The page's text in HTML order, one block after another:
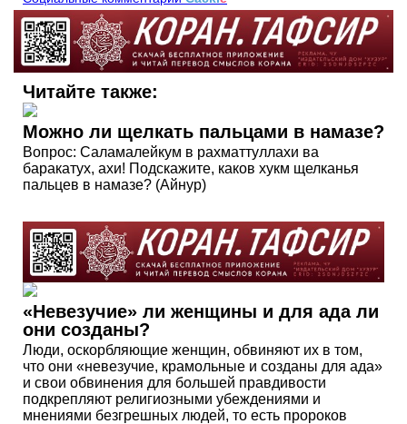
Читайте также:
Можно ли щелкать пальцами в намазе?
Вопрос: Саламалейкум в рахматтуллахи ва
баракатух, ахи! Подскажите, каков хукм щелканья
пальцев в намазе? (Айнур)
«Невезучие» ли женщины и для ада ли
они созданы?
Люди, оскорбляющие женщин, обвиняют их в том,
что они «невезучие, крамольные и созданы для ада»
и свои обвинения для большей правдивости
подкрепляют религиозными убеждениями и
мнениями безгрешных людей, то есть пророков